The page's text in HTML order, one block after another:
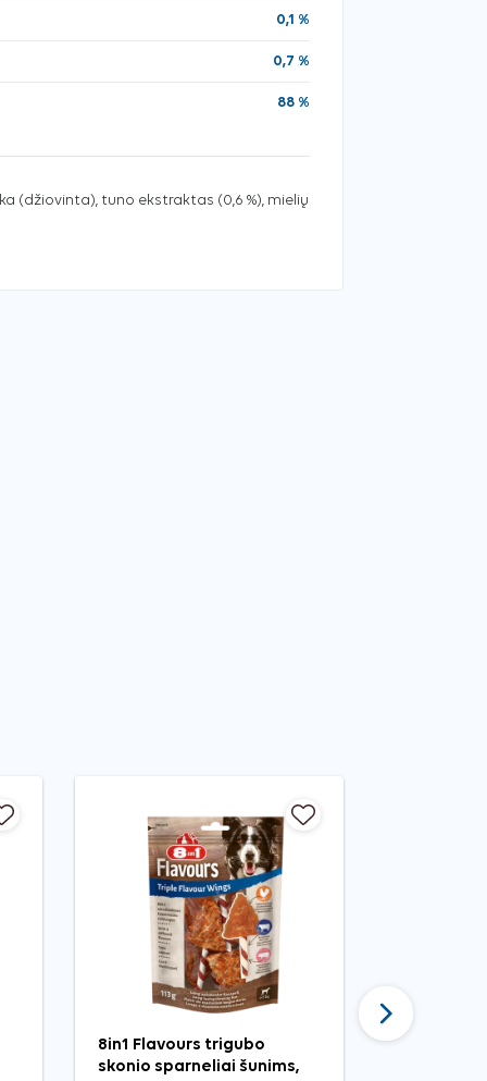
0,1 %
0,7 %
88 %
(džiovinta), tuno ekstraktas (0,6 %), mielių
8in1 Flavours trigubo
skonio sparneliai šunims,
Tęsti